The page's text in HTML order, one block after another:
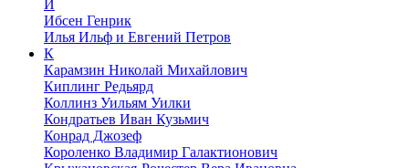
И
Ибсен Генрик
Илья Ильф и Евгений Петров
К
Карамзин Николай Михайлович
Киплинг Редьярд
Коллинз Уильям Уилки
Кондратьев Иван Кузьмич
Конрад Джозеф
Короленко Владимир Галактионович